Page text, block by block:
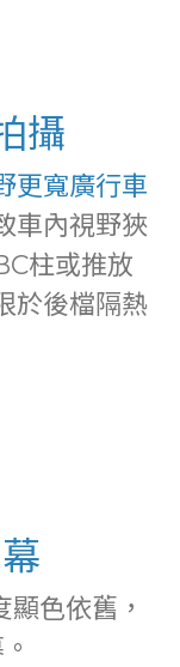
攝
更寬廣行車
車內視野狹
柱或推放
於後檔隔熱
色依舊，